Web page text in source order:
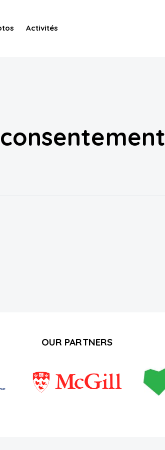
Activités
OUR PARTNERS